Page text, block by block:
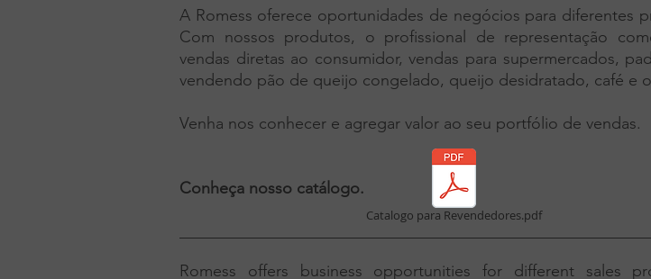
A Romess oferece oportunidades de negócios para diferentes
Com nossos produtos, o profissional de representação
vendas diretas ao consumidor, vendas para supermercados,
vendendo pão de queijo congelado, queijo desidratado, café e
Venha nos conhecer e agregar valor ao seu portfólio de vendas.
Conheça nosso catálogo.
Romess offers business opportunities for different sales
Catalogo para Revendedores.pdf